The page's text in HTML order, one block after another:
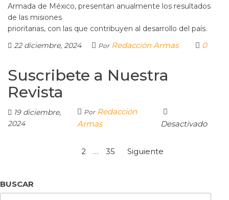
Armada de México, presentan anualmente los resultados
de las misiones
prioritarias, con las que contribuyen al desarrollo del país.
22 diciembre, 2024
Por Redacción Armas 0
Suscribete a Nuestra
Revista
19 diciembre,
2024
Por Redacción
Armas
Desactivado
2 … 35 Siguiente
BUSCAR